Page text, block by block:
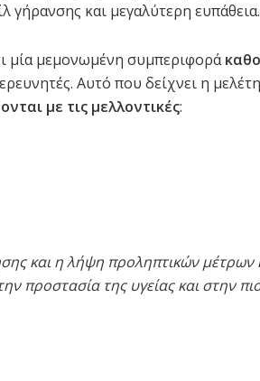
γήρανσης και μεγαλύτερη ευπάθεια.
μία μεμονωμένη συμπεριφορά
Αυτό που δείχνει η
με τις μελλοντικές:
και η λήψη προληπτικών μέτρων
προστασία της υγείας και στην